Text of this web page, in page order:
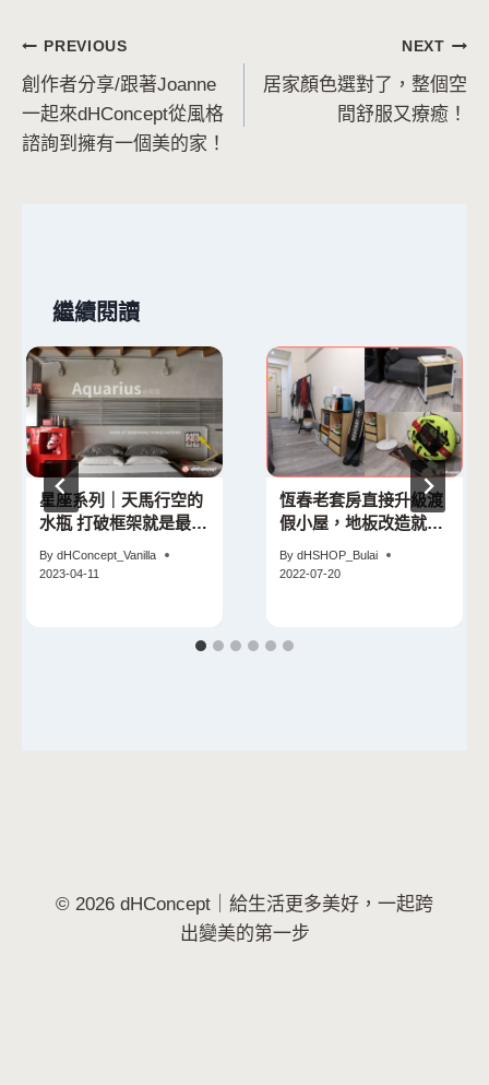
文
章
導
PREVIOUS
創作者分享/跟著Joanne
一起來dHConcept從風格
諮詢到擁有一個美的家！
NEXT
居家顏色選對了，整個空
間舒服又療癒！
繼續閱讀
星座系列｜天馬行空的
水瓶 打破框架就是最好
By dHConcept_Vanilla
2023-04-11
恆春老套房直接升級渡
假小屋，地板改造就可
By dHSHOP_Bulai
2022-07-20
© 2026 dHConcept｜給生活更多美好，一起跨
出變美的第一步